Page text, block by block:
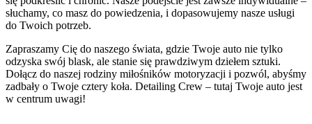
słuchamy, co masz do powiedzenia, i dopasowujemy nasze usługi
do Twoich potrzeb.
Zapraszamy Cię do naszego świata, gdzie Twoje auto nie tylko
odzyska swój blask, ale stanie się prawdziwym dziełem sztuki.
Dołącz do naszej rodziny miłośników motoryzacji i pozwól, abyśmy
zadbały o Twoje cztery koła. Detailing Crew – tutaj Twoje auto jest
w centrum uwagi!